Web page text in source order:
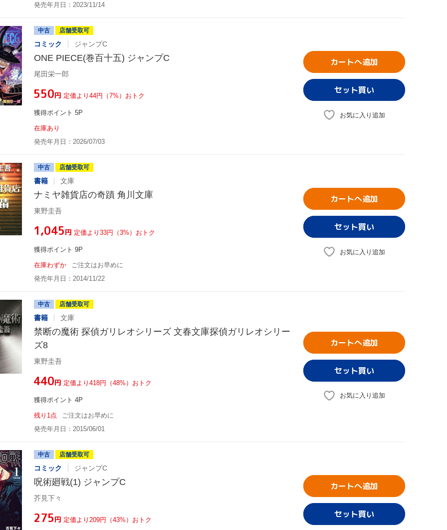
発売年月日：2023/11/14
中古 店舗受取可
コミック ジャンプC
ONE PIECE(巻百十五) ジャンプC
尾田栄一郎
¥550円 定価より44円（7%）おトク
獲得ポイント 5P
在庫あり
発売年月日：2026/07/03
カートへ追加
お気に入り追加
中古 店舗受取可
書籍 文庫
ナミヤ雑貨店の奇蹟 角川文庫
東野圭吾
¥1,045円 定価より33円（3%）おトク
獲得ポイント 9P
在庫わずか
ご注文はお早めに
発売年月日：2014/11/22
カートへ追加
お気に入り追加
中古 店舗受取可
書籍 文庫
禁断の魔術 探偵ガリレオシリーズ 文春文庫探偵ガリレオシリー
ズ8
東野圭吾
¥440円 定価より418円（48%）おトク
獲得ポイント 4P
残り1点
ご注文はお早めに
発売年月日：2015/06/01
カートへ追加
お気に入り追加
中古 店舗受取可
コミック ジャンプC
呪術廻戦(1) ジャンプC
芥見下々
¥275円 定価より209円（43%）おトク
カートへ追加